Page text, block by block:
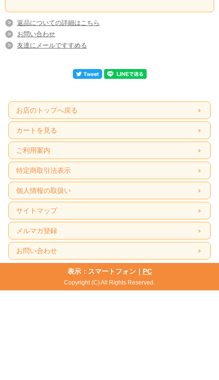
返品についての詳細はこちら
お問い合わせ
友達にメールですすめる
お店のトップへ戻る
カートを見る
ご利用案内
特定商取引法表示
個人情報の取扱い
サイトマップ
メルマガ登録
お問い合わせ
表示：スマートフォン｜ PC
Copyright (C) All Rights Reserved.